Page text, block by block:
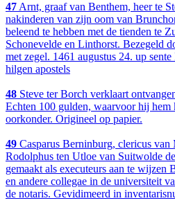
47Arnt, graaf van Benthem, heer te
nakinderen van zijn oom van
beleend te hebben met de tienden te
Schonevelde en Linthorst. Bezegeld
met zegel. 1461 augustus 24. up
hilgen apostels
48 Steve ter Borch verklaart
Echten 100 gulden, waarvoor hij
oorkonder. Origineel op papier.
49 Casparus Berninburg, clericus
Rodolphus ten Utloe van Suitwolde
gemaakt als executeurs aan te wijzen
en andere collegae in de universiteit
de notaris. Gevidimeerd in